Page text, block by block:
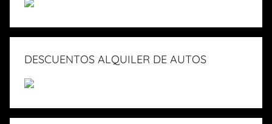
DESCUENTOS ALQUILER DE AUTOS